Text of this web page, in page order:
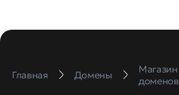
Главная Домены
Магазин
доменов